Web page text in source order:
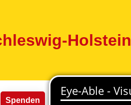
Holstein
Spenden